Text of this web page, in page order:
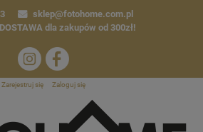
sklep@fotohome.com.pl
dla zakupów od 300zł!
Zarejestruj się Zaloguj się